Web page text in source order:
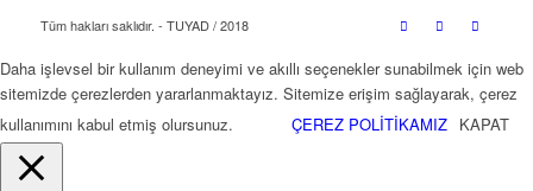
Tüm hakları saklıdır. - TUYAD / 2018
Daha işlevsel bir kullanım deneyimi ve akıllı seçenekler sunabilmek için web
sitemizde çerezlerden yararlanmaktayız. Sitemize erişim sağlayarak, çerez
kullanımını kabul etmiş olursunuz.
ÇEREZ POLİTİKAMIZ KAPAT